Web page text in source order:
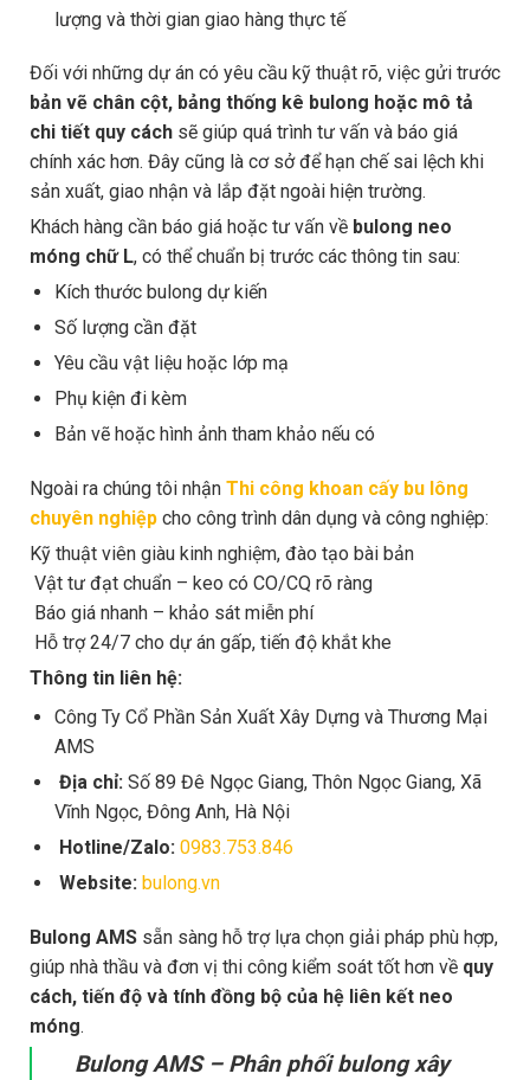
lượng và thời gian giao hàng thực tế
Đối với những dự án có yêu cầu kỹ thuật rõ, việc gửi trước
bản vẽ chân cột, bảng thống kê bulong hoặc mô tả
chi tiết quy cách sẽ giúp quá trình tư vấn và báo giá
chính xác hơn. Đây cũng là cơ sở để hạn chế sai lệch khi
sản xuất, giao nhận và lắp đặt ngoài hiện trường.
Khách hàng cần báo giá hoặc tư vấn về bulong neo
móng chữ L, có thể chuẩn bị trước các thông tin sau:
Kích thước bulong dự kiến
Số lượng cần đặt
Yêu cầu vật liệu hoặc lớp mạ
Phụ kiện đi kèm
Bản vẽ hoặc hình ảnh tham khảo nếu có
Ngoài ra chúng tôi nhận Thi công khoan cấy bu lông
chuyên nghiệp cho công trình dân dụng và công nghiệp:
Kỹ thuật viên giàu kinh nghiệm, đào tạo bài bản
Vật tư đạt chuẩn – keo có CO/CQ rõ ràng
Báo giá nhanh – khảo sát miễn phí
Hỗ trợ 24/7 cho dự án gấp, tiến độ khắt khe
Thông tin liên hệ:
Công Ty Cổ Phần Sản Xuất Xây Dựng và Thương Mại
AMS
Địa chỉ:Số 89 Đê Ngọc Giang, Thôn Ngọc Giang, Xã
Vĩnh Ngọc, Đông Anh, Hà Nội
Hotline/Zalo: 0983.753.846
Website: bulong.vn
Bulong AMS sẵn sàng hỗ trợ lựa chọn giải pháp phù hợp,
giúp nhà thầu và đơn vị thi công kiểm soát tốt hơn về quy
cách, tiến độ và tính đồng bộ của hệ liên kết neo
móng.
Bulong AMS – Phân phối bulong xây